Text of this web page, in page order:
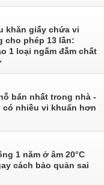
khăn giấy chứa vi
cho phép 13 lần:
1 loại ngấm đẫm chất
bẩn nhất trong nhà -
nhiều vi khuẩn hơn
1 năm ở âm 20°C
cách bảo quản sai